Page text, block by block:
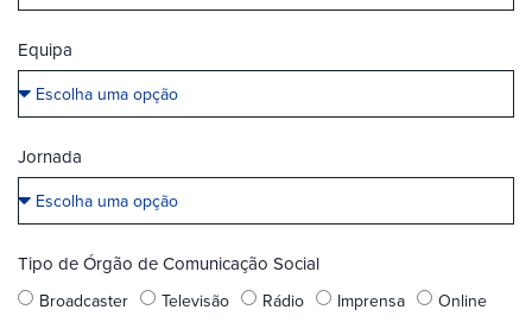
Equipa
Jornada
Tipo de Órgão de Comunicação Social
Broadcaster Televisão Rádio Imprensa Online